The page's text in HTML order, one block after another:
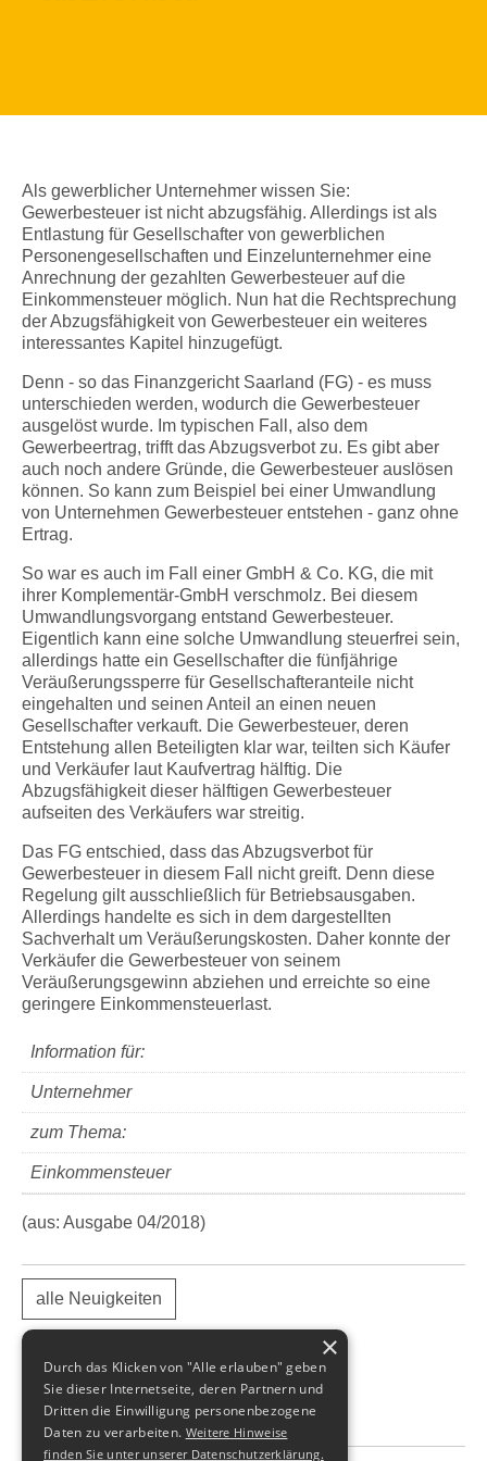
Als gewerblicher Unternehmer wissen Sie:
Gewerbesteuer ist nicht abzugsfähig. Allerdings ist als
Entlastung für Gesellschafter von gewerblichen
Personengesellschaften und Einzelunternehmer eine
Anrechnung der gezahlten Gewerbesteuer auf die
Einkommensteuer möglich. Nun hat die Rechtsprechung
der Abzugsfähigkeit von Gewerbesteuer ein weiteres
interessantes Kapitel hinzugefügt.
Denn - so das Finanzgericht Saarland (FG) - es muss
unterschieden werden, wodurch die Gewerbesteuer
ausgelöst wurde. Im typischen Fall, also dem
Gewerbeertrag, trifft das Abzugsverbot zu. Es gibt aber
auch noch andere Gründe, die Gewerbesteuer auslösen
können. So kann zum Beispiel bei einer Umwandlung
von Unternehmen Gewerbesteuer entstehen - ganz ohne
Ertrag.
So war es auch im Fall einer GmbH & Co. KG, die mit
ihrer Komplementär-GmbH verschmolz. Bei diesem
Umwandlungsvorgang entstand Gewerbesteuer.
Eigentlich kann eine solche Umwandlung steuerfrei sein,
allerdings hatte ein Gesellschafter die fünfjährige
Veräußerungssperre für Gesellschafteranteile nicht
eingehalten und seinen Anteil an einen neuen
Gesellschafter verkauft. Die Gewerbesteuer, deren
Entstehung allen Beteiligten klar war, teilten sich Käufer
und Verkäufer laut Kaufvertrag hälftig. Die
Abzugsfähigkeit dieser hälftigen Gewerbesteuer
aufseiten des Verkäufers war streitig.
Das FG entschied, dass das Abzugsverbot für
Gewerbesteuer in diesem Fall nicht greift. Denn diese
Regelung gilt ausschließlich für Betriebsausgaben.
Allerdings handelte es sich in dem dargestellten
Sachverhalt um Veräußerungskosten. Daher konnte der
Verkäufer die Gewerbesteuer von seinem
Veräußerungsgewinn abziehen und erreichte so eine
geringere Einkommensteuerlast.
Information für:
Unternehmer
zum Thema:
Einkommensteuer
(aus: Ausgabe 04/2018)
alle Neuigkeiten
×
Durch das Klicken von "Alle erlauben" geben
Sie dieser Internetseite, deren Partnern und
Dritten die Einwilligung personenbezogene
Daten zu verarbeiten. Weitere Hinweise
finden Sie unter unserer Datenschutzerklärung.